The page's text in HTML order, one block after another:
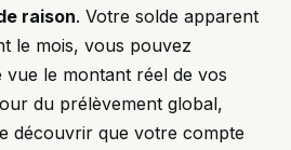
raison. Votre solde apparent
le mois, vous pouvez
le montant réel de vos
du prélèvement global,
découvrir que votre compte